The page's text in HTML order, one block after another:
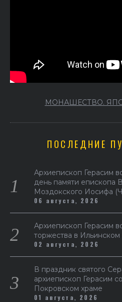
МОНАШЕСТВО.
ПОСЛЕДНИЕ
Архиепископ Герасим
день памяти епископа
Моздокского Иосифа
06 августа, 2026
Архиепископ Герасим
торжества в Ильинском
02 августа, 2026
В праздник святого
архиепископ Герасим
Покровском храме
01 августа, 2026